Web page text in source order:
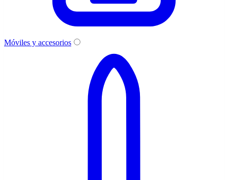
Móviles y accesorios